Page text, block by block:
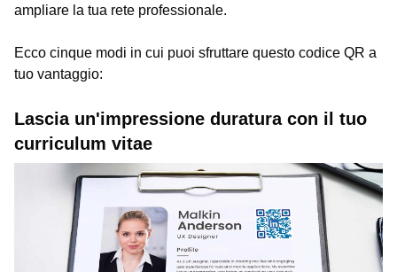
ampliare la tua rete professionale.
Ecco cinque modi in cui puoi sfruttare questo codice QR a
tuo vantaggio:
Lascia un'impressione duratura con il tuo
curriculum vitae